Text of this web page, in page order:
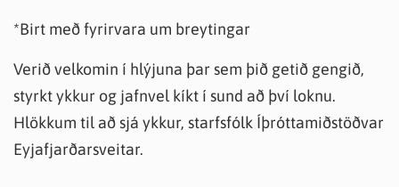
*Birt með fyrirvara um breytingar
Verið velkomin í hlýjuna þar sem þið getið gengið,
styrkt ykkur og jafnvel kíkt í sund að því loknu.
Hlökkum til að sjá ykkur, starfsfólk Íþróttamiðstöðvar
Eyjafjarðarsveitar.